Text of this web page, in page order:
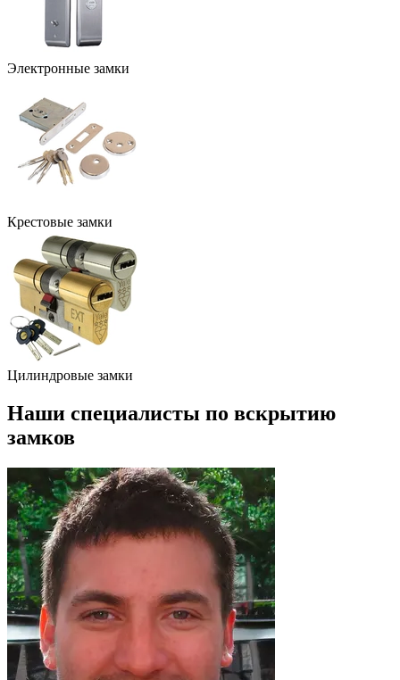
Электронные замки
Крестовые замки
Цилиндровые замки
Наши специалисты по вскрытию
замков